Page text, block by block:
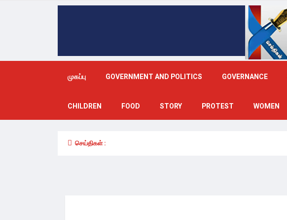
முகப்பு GOVERNMENT AND POLITICS GOVERNANCE
CHILDREN FOOD STORY PROTEST WOMEN
செய்திகள் :